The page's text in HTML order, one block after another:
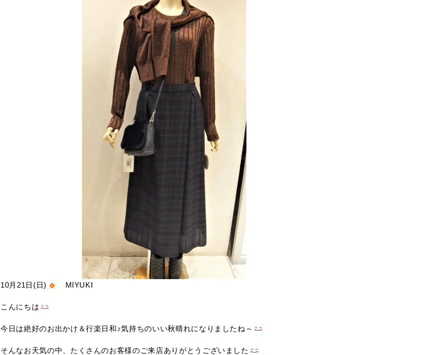
10月21日(日) MIYUKI
こんにちは
今日は絶好のお出かけ＆行楽日和♪気持ちのいい秋晴れになりましたね～
そんなお天気の中、たくさんのお客様のご来店ありがとうございました